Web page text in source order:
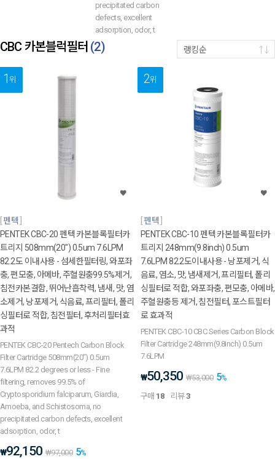
precipitated carbon
defects, excellent
adsorption, odor, t
CBC 카본블럭필터 (2) 랭킹순
1위
펜텍
PENTEK CBC-20 펜텍 카본블록필터카
트리지 508mm(20") 0.5um 7.6LPM
82.2도 이내사용 - 섬세한필터링, 와포좌
충, 편모충, 아메바, 주혈원충99.5%제거,
침전카본결함, 뛰어난흡착력, 냄새, 맛, 염
소제거, 낭포제거, 식음료, 프리필터, 폴리
싱필터로 적합, 침전필터, 후처리필터효
과적
PENTEK CBC-20 Pentech Carbon Block
Filter Cartridge 508mm(20") 0.5um
7.6LPM 82.2 degrees or less - Fine
filtering, removes 99.5% of
Cryptosporidium falciparum, Giardia,
Amoeba, and Schistosoma, no
precipitated carbon defects, excellent
adsorption, odor, t
₩92,150 ₩97,000 5%
2위
펜텍
PENTEK CBC-10 펜텍 카본블록필터카
트리지 248mm(9.8inch) 0.5um
7.6LPM 82.2도이내사용 - 낭포제거, 식
음료, 염소, 맛, 냄새제거, 프리필터, 폴리
싱필터로 적합, 와포좌충, 편모충, 아메바,
주혈원충등 제거, 침전필터, 포스트필터
로 효과적
PENTEK CBC-10 CBC Series Carbon Block
Filter Cartridge 248mm(9.8inch) 0.5um
7.6LPM
₩50,350 ₩53,000 5%
구매 18 리뷰3